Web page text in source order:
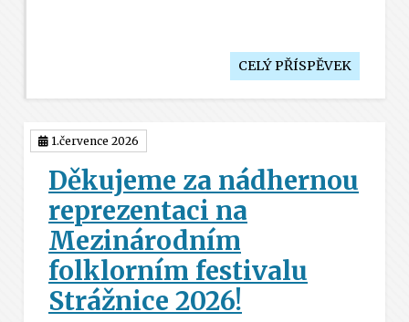
CELÝ PŘÍSPĚVEK
1.července 2026
Děkujeme za nádhernou
reprezentaci na
Mezinárodním
folklorním festivalu
Strážnice 2026!